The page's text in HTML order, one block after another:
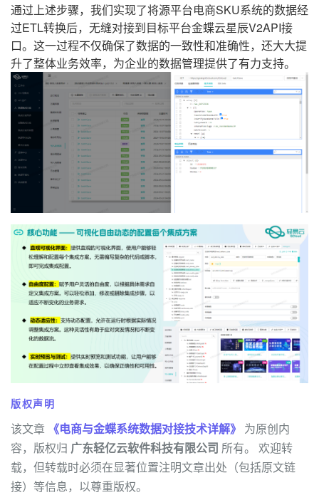
通过上述步骤，我们实现了将源平台电商SKU系统的数据经
过ETL转换后，无缝对接到目标平台金蝶云星辰V2API接
口。这一过程不仅确保了数据的一致性和准确性，还大大提
升了整体业务效率，为企业的数据管理提供了有力支持。
版权声明
该文章 《电商与金蝶系统数据对接技术详解》 为原创内
容，版权归 广东轻亿云软件科技有限公司 所有。 欢迎转
载，但转载时必须在显著位置注明文章出处（包括原文链
接）等信息，以尊重版权。